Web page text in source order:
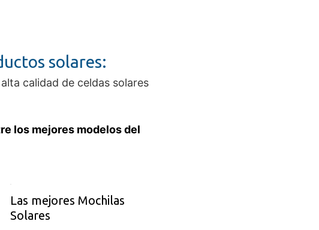
solares:
calidad de celdas solares
los mejores modelos del
Las mejores Mochilas
Solares